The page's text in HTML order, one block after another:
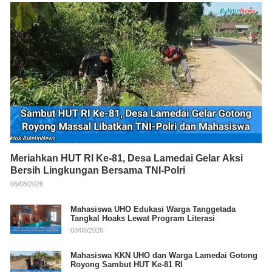
Meriahkan HUT RI Ke-81, Desa Lamedai Gelar Aksi
Bersih Lingkungan Bersama TNI-Polri
06/08/2026
Mahasiswa UHO Edukasi Warga Tanggetada
Tangkal Hoaks Lewat Program Literasi
03/08/2026
Mahasiswa KKN UHO dan Warga Lamedai Gotong
Royong Sambut HUT Ke-81 RI